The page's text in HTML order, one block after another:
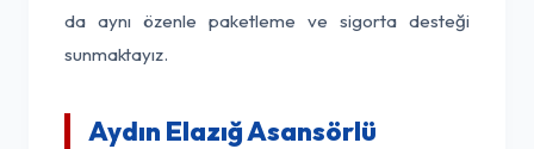
da aynı özenle paketleme ve sigorta desteği
sunmaktayız.
Aydın Elazığ Asansörlü